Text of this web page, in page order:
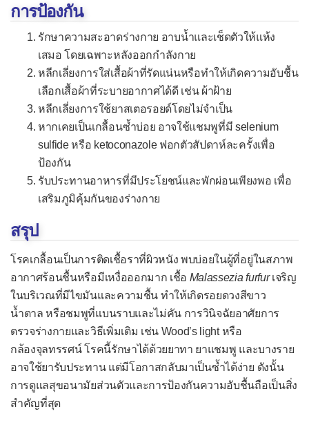
โรคหนองใน
โรคหนังเน่า
โรคแอนแทร็กซ์
โรคไอกรน
กลุ่มอาการท็อกสิกช็อก
กลุ่มอาการผิวหนังลอกทั้งตัว
โรคติดเชื้อรา
โรคค็อกสิดิออยโดไมโคสิส
พาราค็อกสิดิออยโดไมโคสิส
โรคคริปโตค็อกโคสิส
โรคแคนดิเดียสิส
โรคนิวโมซิสโตสิส
โรคบลาสโตไมโคสิส
โรคฝีรั่ว
การป้องกัน
รักษาความสะอาดร่างกาย อาบน้ำและเช็ดตัวให้แห้ง
เสมอ โดยเฉพาะหลังออกกำลังกาย
หลีกเลี่ยงการใส่เสื้อผ้าที่รัดแน่นหรือทำให้เกิดความอับชื้น
เลือกเสื้อผ้าที่ระบายอากาศได้ดี เช่น ผ้าฝ้าย
หลีกเลี่ยงการใช้ยาสเตอรอยด์โดยไม่จำเป็น
หากเคยเป็นเกลื้อนซ้ำบ่อย อาจใช้แชมพูที่มี selenium
sulfide หรือ ketoconazole ฟอกตัวสัปดาห์ละครั้งเพื่อ
ป้องกัน
รับประทานอาหารที่มีประโยชน์และพักผ่อนเพียงพอ เพื่อ
เสริมภูมิคุ้มกันของร่างกาย
สรุป
โรคเกลื้อนเป็นการติดเชื้อราที่ผิวหนัง พบบ่อยในผู้ที่อยู่ในสภาพ
อากาศร้อนชื้นหรือมีเหงื่อออกมาก เชื้อ Malassezia furfurเจริญ
ในบริเวณที่มีไขมันและความชื้น ทำให้เกิดรอยดวงสีขาว
น้ำตาล หรือชมพูที่แบนราบและไม่คัน การวินิจฉัยอาศัยการ
ตรวจร่างกายและวิธีเพิ่มเติม เช่น Wood’s light หรือ
กล้องจุลทรรศน์ โรคนี้รักษาได้ด้วยยาทา ยาแชมพู และบางราย
อาจใช้ยารับประทาน แต่มีโอกาสกลับมาเป็นซ้ำได้ง่าย ดังนั้น
การดูแลสุขอนามัยส่วนตัวและการป้องกันความอับชื้นถือเป็นสิ่ง
สำคัญที่สุด